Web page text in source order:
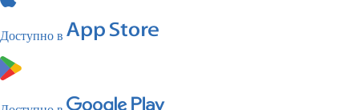
Доступно в